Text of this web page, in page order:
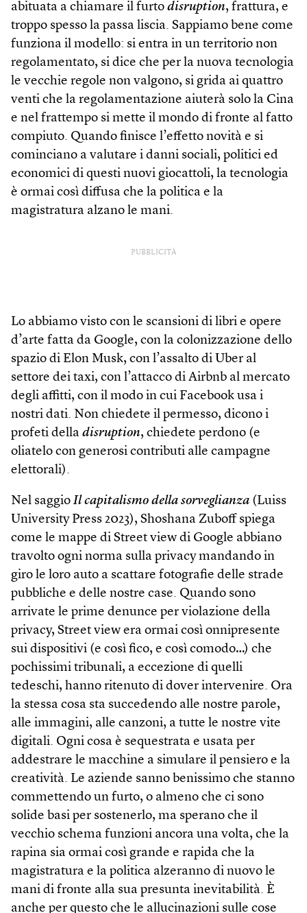
abituata a chiamare il furto dis­ruption, frattura, e
troppo spesso la passa liscia. Sappiamo bene come
funziona il modello: si entra in un territorio non
regolamentato, si dice che per la nuova tecnologia
le vecchie regole non valgono, si grida ai quattro
venti che la regolamentazione aiuterà solo la Cina
e nel frattempo si mette il mondo di fronte al fatto
compiuto. Quando finisce l’effetto novità e si
cominciano a valutare i danni sociali, politici ed
economici di questi nuovi giocattoli, la tecnologia
è ormai così diffusa che la politica e la
magistratura alzano le mani.
PUBBLICITÀ
Lo abbiamo visto con le scansioni di libri e opere
d’arte fatta da Google, con la colonizzazione dello
spazio di Elon Musk, con l’assalto di Uber al
settore dei taxi, con l’attacco di Airbnb al mercato
degli affitti, con il modo in cui Facebook usa i
nostri dati. Non chiedete il permesso, dicono i
profeti della disruption, chiedete perdono (e
oliatelo con generosi contributi alle campagne
elettorali).
Nel saggio Il capitalismo della sorveglianza (Luiss
University Press 2023), Shoshana Zuboff spiega
come le mappe di Street view di Google abbiano
travolto ogni norma sulla privacy mandando in
giro le loro auto a scattare fotografie delle strade
pubbliche e delle nostre case. Quando sono
arrivate le prime denunce per violazione della
privacy, Street view era ormai così onnipresente
sui dispositivi (e così fico, e così comodo…) che
pochissimi tribunali, a eccezione di quelli
tedeschi, hanno ritenuto di dover intervenire. Ora
la stessa cosa sta succedendo alle nostre parole,
alle immagini, alle canzoni, a tutte le nostre vite
digitali. Ogni cosa è sequestrata e usata per
addestrare le macchine a simulare il pensiero e la
creatività. Le aziende sanno benissimo che stanno
commettendo un furto, o almeno che ci sono
solide basi per sostenerlo, ma sperano che il
vecchio schema funzioni ancora una volta, che la
rapina sia ormai così grande e rapida che la
magistratura e la politica alzeranno di nuovo le
mani di fronte alla sua presunta inevitabilità. È
anche per questo che le allucinazioni sulle cose